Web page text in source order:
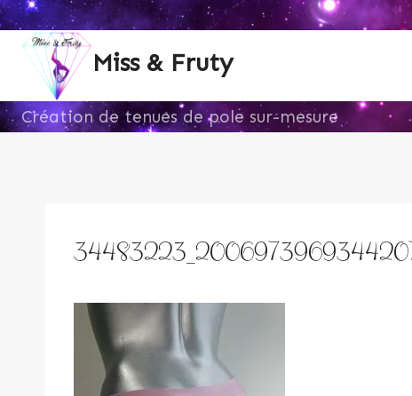
Aller
au
contenu
Miss & Fruty
Création de tenues de pole sur-mesure